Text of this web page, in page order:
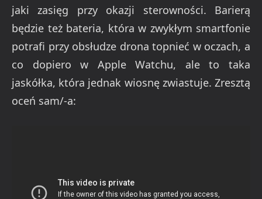
jaki zasięg przy okazji sterowności. Barierą
będzie też bateria, która w zwykłym smartfonie
potrafi przy obsłudze drona topnieć w oczach, a
co dopiero w Apple Watchu, ale to taka
jaskółka, która jednak wiosnę zwiastuje. Zresztą
oceń sam/-a: